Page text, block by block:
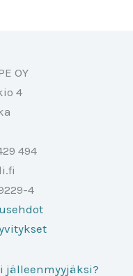
OY
4
494
4
jälleenmyyjäksi?